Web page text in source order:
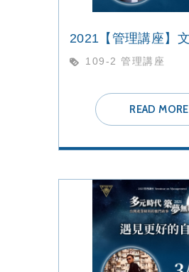
109-2 管理講座
READ MORE